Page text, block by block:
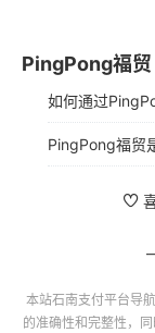
PingPong福贸
本站石南支付平台导航
的准确性和完整性，